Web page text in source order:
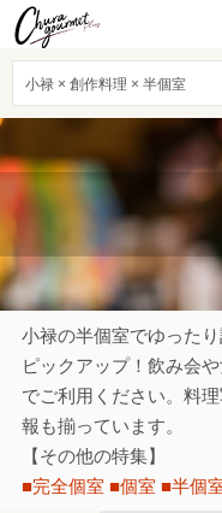
小禄 × 創作料理 × 半個室
小禄の半個室でゆった
ピックアップ！飲み会
でご利用ください。料
報も揃っています。
【その他の特集】
■完全個室 ■個室 ■半個